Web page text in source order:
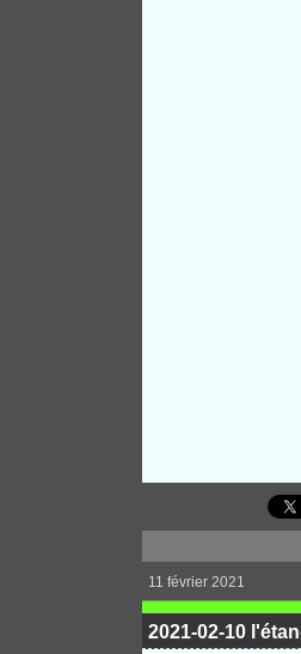
11 février 2021
2021-02-10